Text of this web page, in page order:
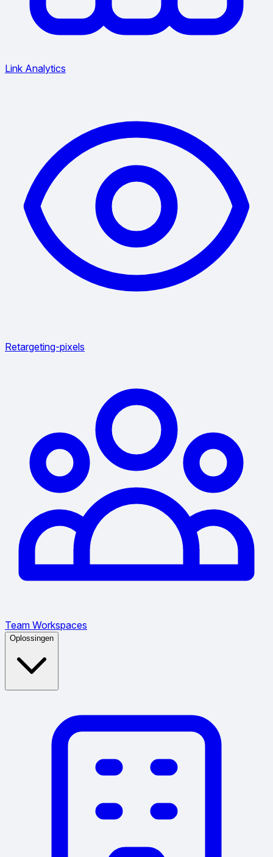
Link Analytics
Retargeting-pixels
Team Workspaces
Oplossingen